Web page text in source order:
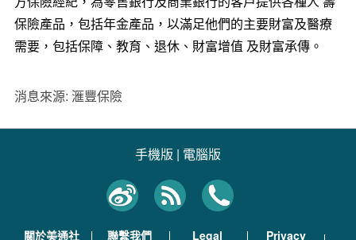
保險產品，包括年金產品，以滿足他們的主要財富及醫療
需要，包括保障、教育、退休、財富增值 及財富承傳。
消息來源: 滙豐保險
手機版 | 電腦版
關於美通社 聯繫我們 Legal Privacy